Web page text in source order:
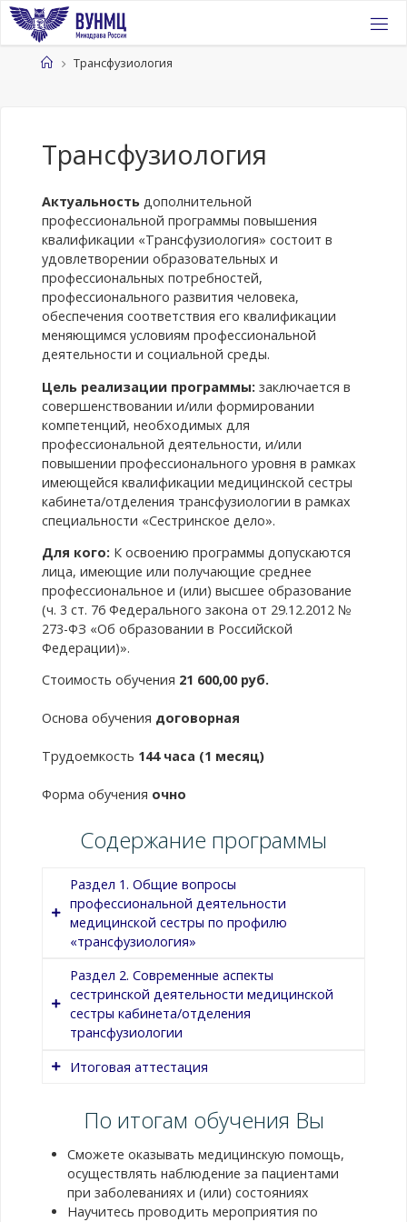
Перейти
содержимому
ГлавнаяТрансфузиология
Трансфузиология
Актуальностьдополнительной
профессиональной программы повышения
квалификации «Трансфузиология» состоит в
удовлетворении образовательных и
профессиональных потребностей,
профессионального развития человека,
обеспечения соответствия его квалификации
меняющимся условиям профессиональной
деятельности и социальной среды.
Цель реализации программы: заключается в
совершенствовании и/или формировании
компетенций, необходимых для
профессиональной деятельности, и/или
повышении профессионального уровня в рамках
имеющейся квалификации медицинской сестры
кабинета/отделения трансфузиологии в рамках
специальности «Сестринское дело».
Для кого: К освоению программы допускаются
лица, имеющие или получающие среднее
профессиональное и (или) высшее образование
(ч. 3 ст. 76 Федерального закона от 29.12.2012 №
273-ФЗ «Об образовании в Российской
Федерации)».
Стоимость обучения 21 600,00 руб.
Основа обучения договорная
Трудоемкость 144 часа (1 месяц)
Форма обучения очно
Содержание программы
Раздел 1. Общие вопросы
профессиональной деятельности
медицинской сестры по профилю
«трансфузиология»
1.1. Нормативное правовое
регулирование вопросов оказания
медицинской помощи в рамках
медицинской сестры кабинета/
1.2. Права и обязанности медицинской
сестры кабинета/отделения
трансфузиологии
1.3. Основы профилактики
Раздел 2. Современные аспекты
сестринской деятельности медицинской
сестры кабинета/отделения
трансфузиологии
сестры кабинета/отделения
трансфузиологии и находящегося в
распоряжении младшего медицинского
персонала в медицинских
организациях, донорство
Итоговая аттестация
Содержание темы
Выполнение индивидуальных тестовых
заданий.
По итогам обучения Вы
Сможете оказывать медицинскую помощь,
осуществлять наблюдение за пациентами
при заболеваниях и (или) состояниях
Научитесь проводить мероприятия по